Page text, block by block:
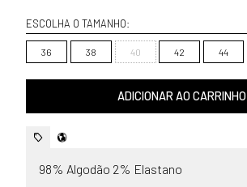
ESCOLHA O TAMANHO:
36 38 40 42 44
ADICIONAR AO CARRINHO
98% Algodão 2% Elastano